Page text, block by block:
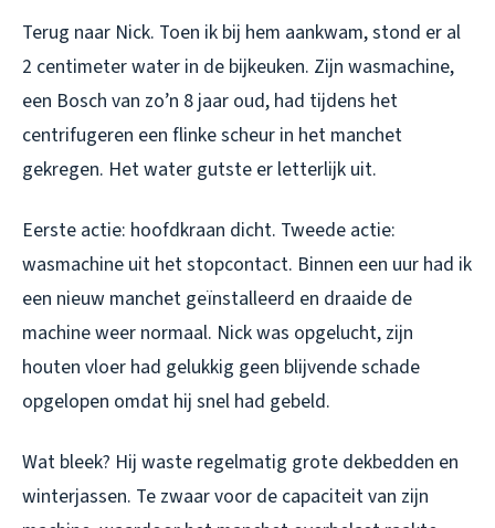
Terug naar Nick. Toen ik bij hem aankwam, stond er al
2 centimeter water in de bijkeuken. Zijn wasmachine,
een Bosch van zo’n 8 jaar oud, had tijdens het
centrifugeren een flinke scheur in het manchet
gekregen. Het water gutste er letterlijk uit.
Eerste actie: hoofdkraan dicht. Tweede actie:
wasmachine uit het stopcontact. Binnen een uur had ik
een nieuw manchet geïnstalleerd en draaide de
machine weer normaal. Nick was opgelucht, zijn
houten vloer had gelukkig geen blijvende schade
opgelopen omdat hij snel had gebeld.
Wat bleek? Hij waste regelmatig grote dekbedden en
winterjassen. Te zwaar voor de capaciteit van zijn